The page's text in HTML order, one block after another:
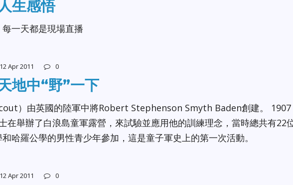
生感悟
一天都是現場直播
12 Apr 2011 0
地中“野”一下
）由英國的陸軍中將Robert Stephenson Smyth Baden創建。 1907
在舉辦了白浪島童軍露營，來試驗並應用他的訓練理念，當時總共有22
哈羅公學的男性青少年參加，這是童子軍史上的第一次活動。
12 Apr 2011 0